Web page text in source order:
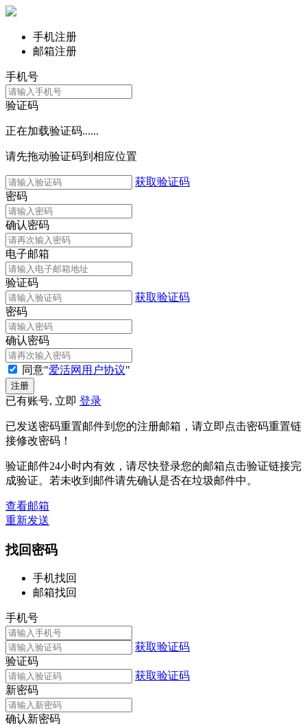
手机注册
邮箱注册
手机号
验证码
正在加载验证码......
请先拖动验证码到相应位置
获取验证码
密码
确认密码
电子邮箱
验证码
获取验证码
密码
确认密码
同意"爱活网用户协议"
已有账号, 立即 登录
已发送密码重置邮件到您的注册邮箱，请立即点击密码重置链
接修改密码！
验证邮件24小时内有效，请尽快登录您的邮箱点击验证链接完
成验证。若未收到邮件请先确认是否在垃圾邮件中。
查看邮箱
重新发送
找回密码
手机找回
邮箱找回
手机号
获取验证码
验证码
获取验证码
新密码
确认新密码